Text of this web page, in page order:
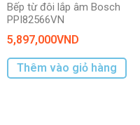
Bếp từ đôi lắp âm Bosch
PPI82566VN
5,897,000VND
Thêm vào giỏ hàng